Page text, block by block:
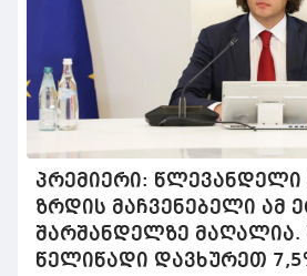
პრემიერი: წლევანდელი
ზრდის მაჩვენებელი ამ
შარშანდელზე მაღალია.
წელიწადი დავხურეთ